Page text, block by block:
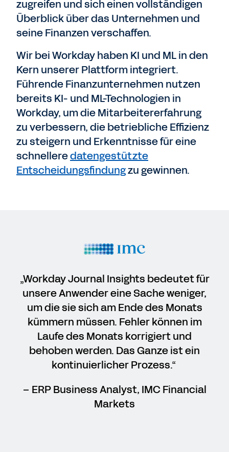
zugreifen und sich einen vollständigen
Überblick über das Unternehmen und
seine Finanzen verschaffen.
Wir bei Workday haben KI und ML in den
Kern unserer Plattform integriert.
Führende Finanzunternehmen nutzen
bereits KI- und ML-Technologien in
Workday, um die Mitarbeitererfahrung
zu verbessern, die betriebliche Effizienz
zu steigern und Erkenntnisse für eine
schnelleredatengestützte
Entscheidungsfindungzu gewinnen.
„Workday Journal Insights bedeutet für
unsere Anwender eine Sache weniger,
um die sie sich am Ende des Monats
kümmern müssen. Fehler können im
Laufe des Monats korrigiert und
behoben werden. Das Ganze ist ein
kontinuierlicher Prozess.“
– ERP Business Analyst, IMC Financial
Markets